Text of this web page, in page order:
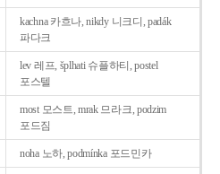
kachna 카흐나, nikdy 니크디, padák
파다크
lev 레프, šplhati 슈플하티, postel
포스텔
most 모스트, mrak 므라크, podzim
포드짐
noha 노하, podmínka 포드민카